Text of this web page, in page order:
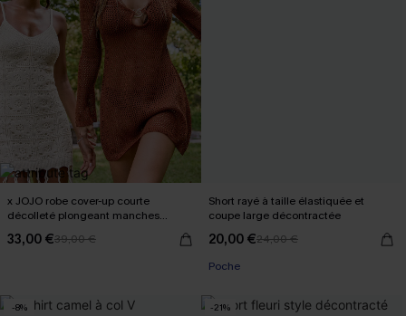
x JOJO robe cover-up courte
décolleté plongeant manches
33,00 €39,00 €
Short rayé à taille élastiquée et
coupe large décontractée
20,00 €24,00 €
Poche
-8% -21%